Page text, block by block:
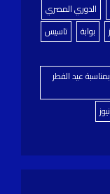
الدوري المصري
بوابة
تاسيس
عيد الفطر
نيوز